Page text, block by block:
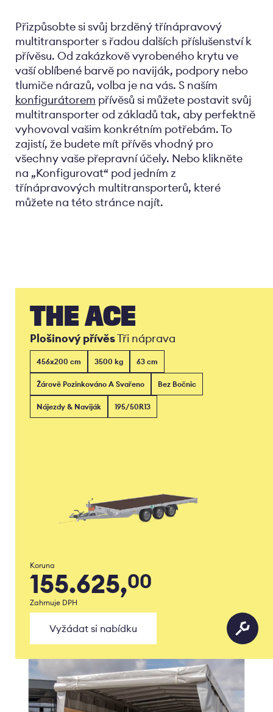
Přizpůsobte si svůj brzděný třínápravový
multitransporter s řadou dalších příslušenství k
přívěsu. Od zakázkově vyrobeného krytu ve
vaší oblíbené barvě po naviják, podpory nebo
tlumiče nárazů, volba je na vás. S naším
konfigurátorem přívěsů si můžete postavit svůj
multitransporter od základů tak, aby perfektně
vyhovoval vašim konkrétním potřebám. To
zajistí, že budete mít přívěs vhodný pro
všechny vaše přepravní účely. Nebo klikněte
na „Konfigurovat“ pod jedním z
třínápravových multitransporterů, které
můžete na této stránce najít.
THE ACE
Plošinový přívěsTři náprava
456x200 cm 3500 kg 63 cm
Žárově Pozinkováno A Svařeno Bez Bočnic
Nájezdy & Naviják 195/50R13
Koruna
155.625,00
Zahrnuje DPH
Vyžádat si nabídku